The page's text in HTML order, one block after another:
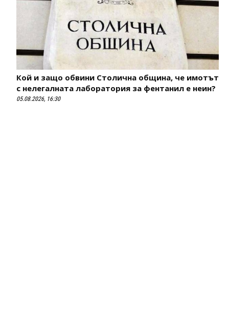
Кой и защо обвини Столична община, че имотът
с нелегалната лаборатория за фентанил е неин?
05.08.2026, 16:30